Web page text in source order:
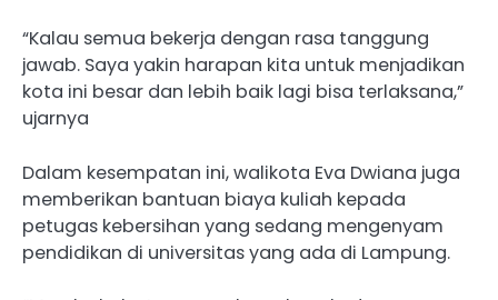
“Kalau semua bekerja dengan rasa tanggung
jawab. Saya yakin harapan kita untuk menjadikan
kota ini besar dan lebih baik lagi bisa terlaksana,”
ujarnya
Dalam kesempatan ini, walikota Eva Dwiana juga
memberikan bantuan biaya kuliah kepada
petugas kebersihan yang sedang mengenyam
pendidikan di universitas yang ada di Lampung.